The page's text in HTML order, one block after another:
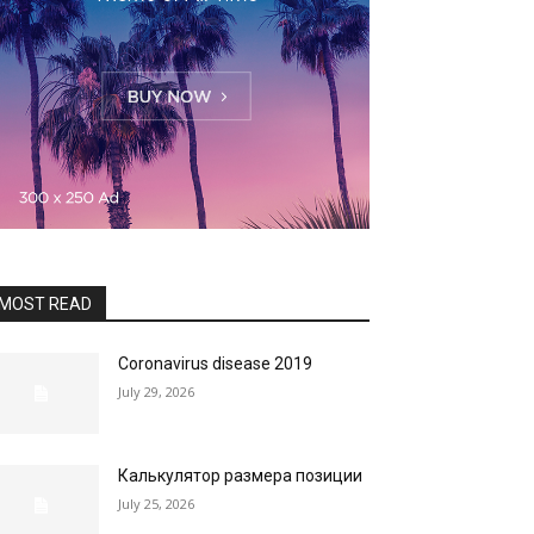
READ
Coronavirus disease 2019
July 29, 2026
Калькулятор размера позиции
July 25, 2026